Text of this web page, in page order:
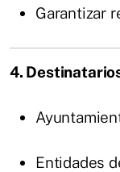
Garantizar
4.
Entidades